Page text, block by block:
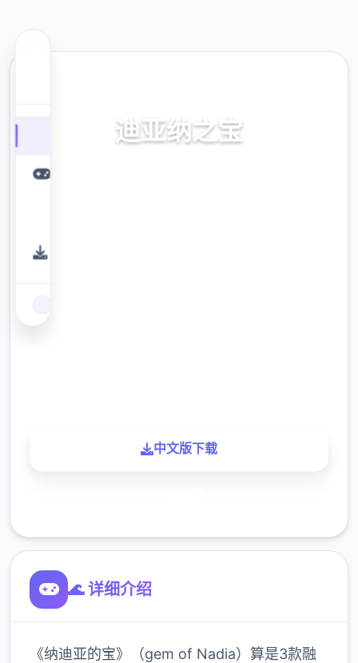
迪亚纳之宝
中文版下载
🌊 详细介绍
《纳迪亚的宝》（gem of Nadia）算是3款融